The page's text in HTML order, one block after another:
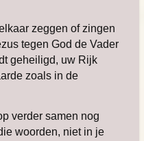
zeggen of zingen
tegen God de Vader
geheiligd, uw Rijk
zoals in de
verder samen nog
woorden, niet in je